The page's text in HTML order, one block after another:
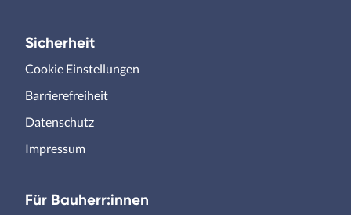
Sicherheit
Cookie Einstellungen
Barrierefreiheit
Datenschutz
Impressum
Für Bauherr:innen